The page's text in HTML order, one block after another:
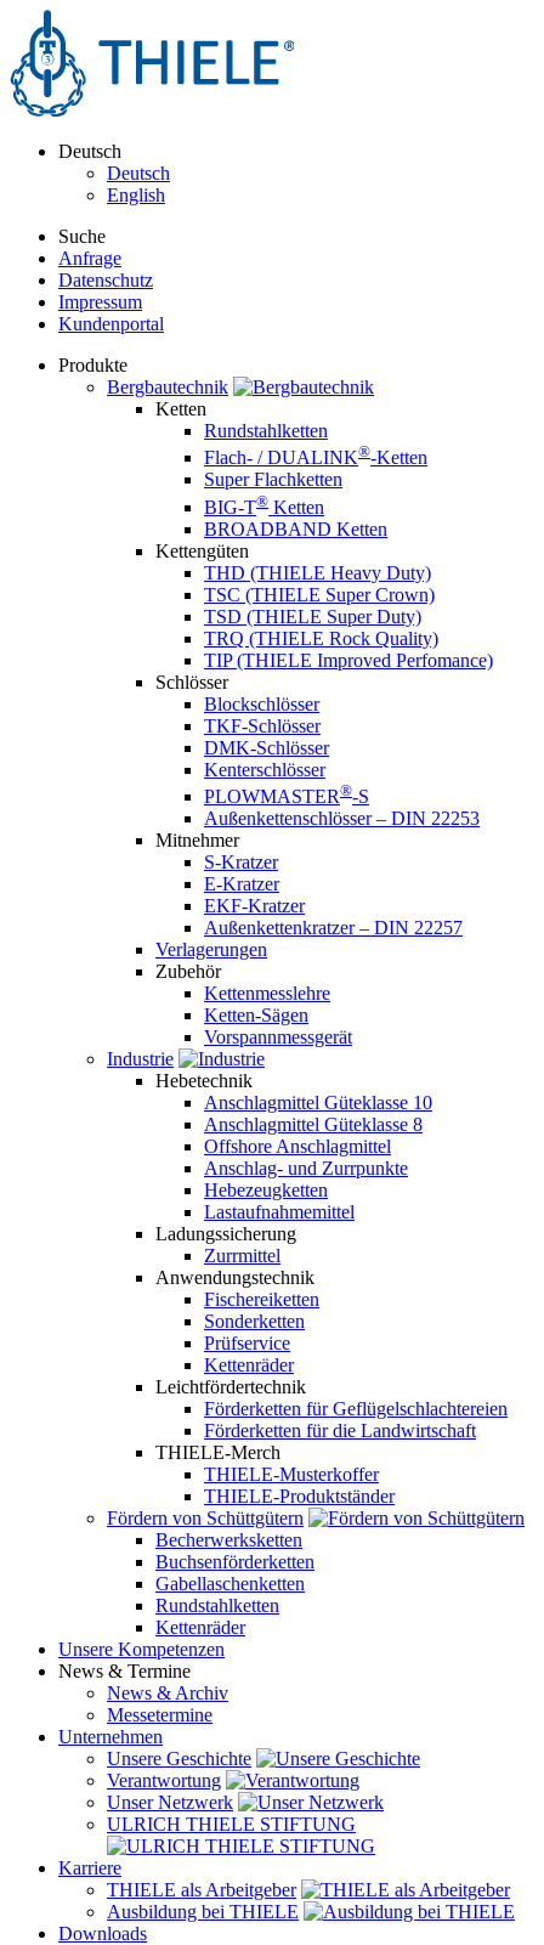
Deutsch
Deutsch
English
Suche
Anfrage
Datenschutz
Impressum
Kundenportal
Produkte
Bergbautechnik
Ketten
Rundstahlketten
Flach- / DUALINK®-Ketten
Super Flachketten
BIG-T® Ketten
BROADBAND Ketten
Kettengüten
THD (THIELE Heavy Duty)
TSC (THIELE Super Crown)
TSD (THIELE Super Duty)
TRQ (THIELE Rock Quality)
TIP (THIELE Improved Perfomance)
Schlösser
Blockschlösser
TKF-Schlösser
DMK-Schlösser
Kenterschlösser
PLOWMASTER®-S
Außenkettenschlösser – DIN 22253
Mitnehmer
S-Kratzer
E-Kratzer
EKF-Kratzer
Außenkettenkratzer – DIN 22257
Verlagerungen
Zubehör
Kettenmesslehre
Ketten-Sägen
Vorspannmessgerät
Industrie
Hebetechnik
Anschlagmittel Güteklasse 10
Anschlagmittel Güteklasse 8
Offshore Anschlagmittel
Anschlag- und Zurrpunkte
Hebezeugketten
Lastaufnahmemittel
Ladungssicherung
Zurrmittel
Anwendungstechnik
Fischereiketten
Sonderketten
Prüfservice
Kettenräder
Leichtfördertechnik
Förderketten für Geflügelschlachtereien
Förderketten für die Landwirtschaft
THIELE-Merch
THIELE-Musterkoffer
THIELE-Produktständer
Fördern von Schüttgütern
Becherwerksketten
Buchsenförderketten
Gabellaschenketten
Rundstahlketten
Kettenräder
Unsere Kompetenzen
News & Termine
News & Archiv
Messetermine
Unternehmen
Unsere Geschichte
Verantwortung
Unser Netzwerk
ULRICH THIELE STIFTUNG
Karriere
THIELE als Arbeitgeber
Ausbildung bei THIELE
Downloads